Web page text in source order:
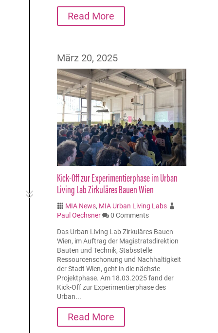
Read More
7
März 20, 2025
Kick-Off zur Experimentierphase im Urban
Living Lab Zirkuläres Bauen Wien
 MIA News, MIA Urban Living Labs 
Paul Oechsner  0 Comments
Das Urban Living Lab Zirkuläres Bauen
Wien, im Auftrag der Magistratsdirektion
Bauten und Technik, Stabsstelle
Ressourcenschonung und Nachhaltigkeit
der Stadt Wien, geht in die nächste
Projektphase. Am 18.03.2025 fand der
Kick-Off zur Experimentierphase des
Urban...
Read More